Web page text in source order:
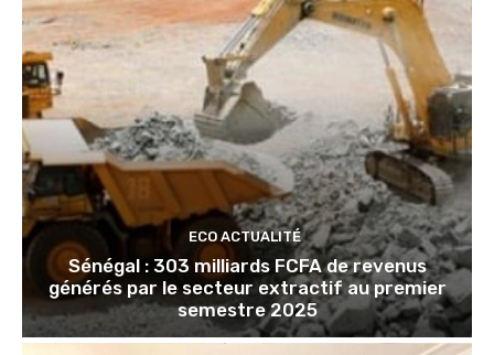
ECO ACTUALITÉ
Sénégal : 303 milliards FCFA de revenus
générés par le secteur extractif au premier
semestre 2025